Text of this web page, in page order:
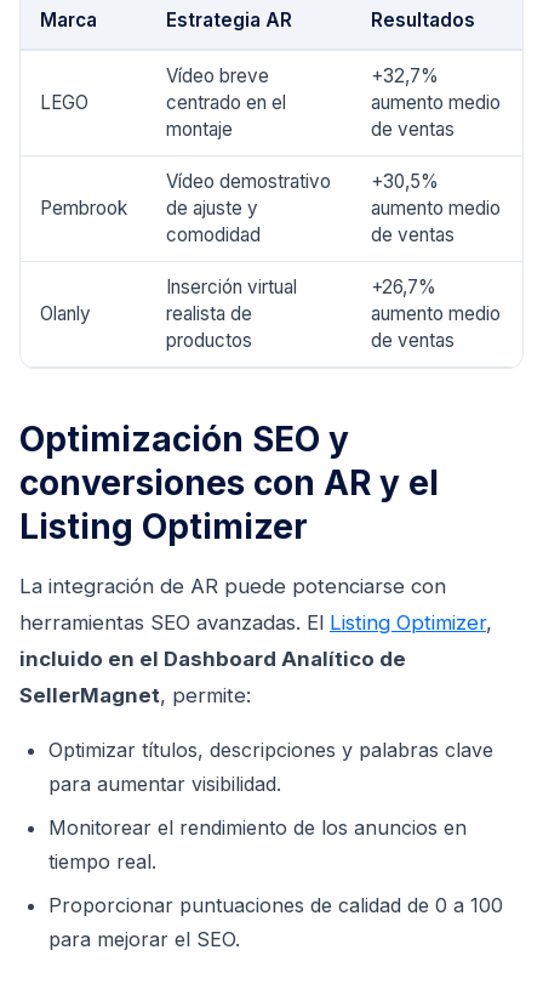
Marca Estrategia AR Resultados
LEGO
Vídeo breve
centrado en el
montaje
+32,7%
aumento medio
de ventas
Pembrook
Vídeo demostrativo
de ajuste y
comodidad
+30,5%
aumento medio
de ventas
Olanly
Inserción virtual
realista de
productos
+26,7%
aumento medio
de ventas
Optimización SEO y
conversiones con AR y el
Listing Optimizer
La integración de AR puede potenciarse con
herramientas SEO avanzadas. El Listing Optimizer,
incluido en el Dashboard Analítico de
SellerMagnet, permite:
Optimizar títulos, descripciones y palabras clave
para aumentar visibilidad.
Monitorear el rendimiento de los anuncios en
tiempo real.
Proporcionar puntuaciones de calidad de 0 a 100
para mejorar el SEO.